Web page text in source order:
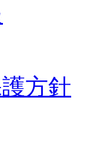
方針